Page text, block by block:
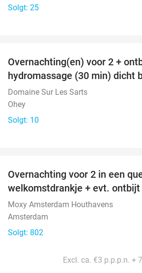
Solgt: 25
Overnachting(en) voor 2 +
hydromassage (30 min) dicht
Domaine Sur Les Sarts
Ohey
Solgt: 10
Overnachting voor 2 in een
welkomstdrankje + evt.
Moxy Amsterdam Houthavens
Amsterdam
Solgt: 802
Excl. ca. €3 p.p.p.n. +